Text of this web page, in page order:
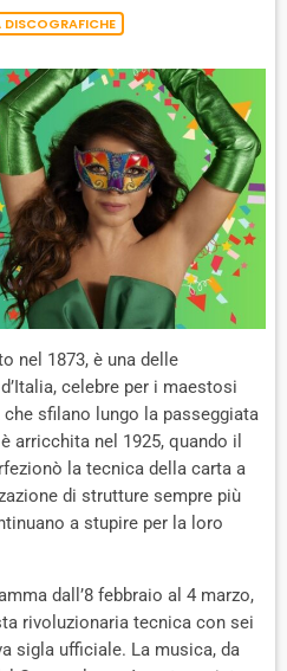
nel 1873, è una delle
celebre per i maestosi
sfilano lungo la passeggiata
arricchita nel 1925, quando il
la tecnica della carta a
di strutture sempre più
a stupire per la loro
dall’8 febbraio al 4 marzo,
rivoluzionaria tecnica con sei
sigla ufficiale. La musica, da